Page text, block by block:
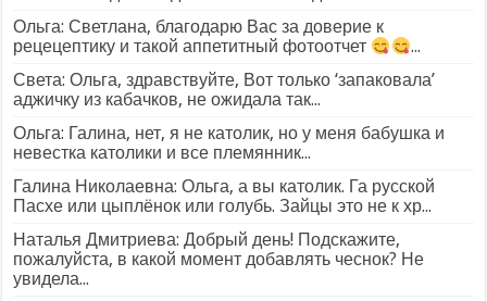
Ольга: Светлана, благодарю Вас за доверие к
рецецептику и такой аппетитный фотоотчет
...
Света: Ольга, здравствуйте, Вот только ‘запаковала’
аджичку из кабачков, не ожидала так...
Ольга: Галина, нет, я не католик, но у меня бабушка и
невестка католики и все племянник...
Галина Николаевна: Ольга, а вы католик. Га русской
Пасхе или цыплёнок или голубь. Зайцы это не к хр...
Наталья Дмитриева: Добрый день! Подскажите,
пожалуйста, в какой момент добавлять чеснок? Не
увидела...